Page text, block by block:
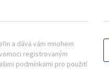
a dává vám mnohem
registrovaným
podmínkami pro použití